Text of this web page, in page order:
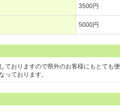
3500円
5000円
ておりますので県外のお客様にもとても
っております。